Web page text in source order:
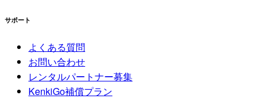
サポート
よくある質問
お問い合わせ
レンタルパートナー募集
KenkiGo補償プラン